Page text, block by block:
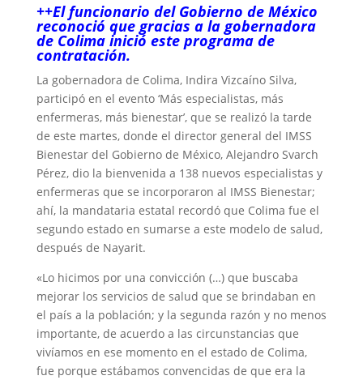
++El funcionario del Gobierno de México
reconoció que gracias a la gobernadora
de Colima inició este programa de
contratación.
La gobernadora de Colima, Indira Vizcaíno Silva,
participó en el evento ‘Más especialistas, más
enfermeras, más bienestar’, que se realizó la tarde
de este martes, donde el director general del IMSS
Bienestar del Gobierno de México, Alejandro Svarch
Pérez, dio la bienvenida a 138 nuevos especialistas y
enfermeras que se incorporaron al IMSS Bienestar;
ahí, la mandataria estatal recordó que Colima fue el
segundo estado en sumarse a este modelo de salud,
después de Nayarit.
«Lo hicimos por una convicción (…) que buscaba
mejorar los servicios de salud que se brindaban en
el país a la población; y la segunda razón y no menos
importante, de acuerdo a las circunstancias que
vivíamos en ese momento en el estado de Colima,
fue porque estábamos convencidas de que era la